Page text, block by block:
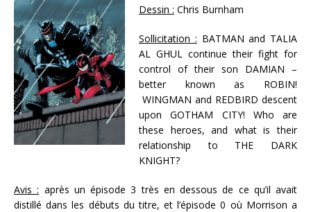
Dessin : Chris Burnham
Sollicitation : BATMAN and TALIA
AL GHUL continue their fight for
control of their son DAMIAN –
better known as ROBIN!
WINGMAN and REDBIRD descent
upon GOTHAM CITY! Who are
these heroes, and what is their
relationship to THE DARK
KNIGHT?
Avis : après un épisode 3 très en dessous de ce qu’il avait
distillé dans les débuts du titre, et l’épisode 0 où Morrison a